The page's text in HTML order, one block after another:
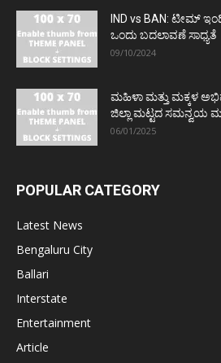
IND vs BAN: ಟೀಮ್
ಒಂದು ಬದಲಾವಣೆ ಸಾಧ್ಯತೆ
09/10/2024
ಮಹಿಳಾ ಮತ್ತು ಮಕ್ಕಳ
ಜಿಲ್ಲಾ ಮಟ್ಟದ ಸಮನ್ವಯ
06/01/2025
POPULAR CATEGORY
Latest News
Bengaluru City
Ballari
Interstate
Entertainment
Article